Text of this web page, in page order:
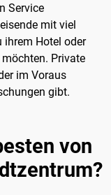
Service
mit viel
ihrem Hotel oder
Private
im Voraus
gibt.
von